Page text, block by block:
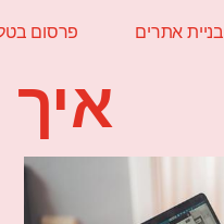
בניית אתרים פרסום